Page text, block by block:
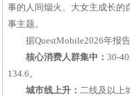
事的人间烟火、大女主成长的
事主题。
据QuestMobile2026年报
核心消费人群集中： 30-
134.6。
城市线上升： 二线及以上